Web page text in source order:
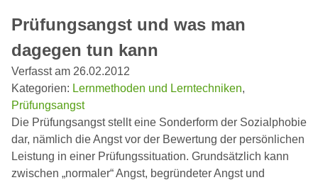
Prüfungsangst und was man
dagegen tun kann
Verfasst am 26.02.2012
Kategorien: Lernmethoden und Lerntechniken,
Prüfungsangst
Die Prüfungsangst stellt eine Sonderform der Sozialphobie
dar, nämlich die Angst vor der Bewertung der persönlichen
Leistung in einer Prüfungssituation. Grundsätzlich kann
zwischen „normaler“ Angst, begründeter Angst und